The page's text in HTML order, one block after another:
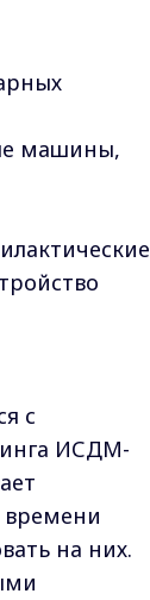
машины,
с
ИСДМ-
времени
на них.